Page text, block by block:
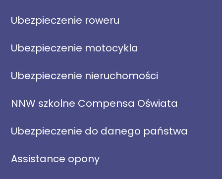
Ubezpieczenie roweru
Ubezpieczenie motocykla
Ubezpieczenie nieruchomości
NNW szkolne Compensa Oświata
Ubezpieczenie do danego państwa
Assistance opony